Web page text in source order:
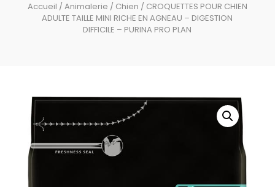
Accueil /Animalerie / Chien / CROQUETTES POUR CHIEN
ADULTE TAILLE MINI RICHE EN AGNEAU – DIGESTION
DIFFICILE – PURINA PRO PLAN